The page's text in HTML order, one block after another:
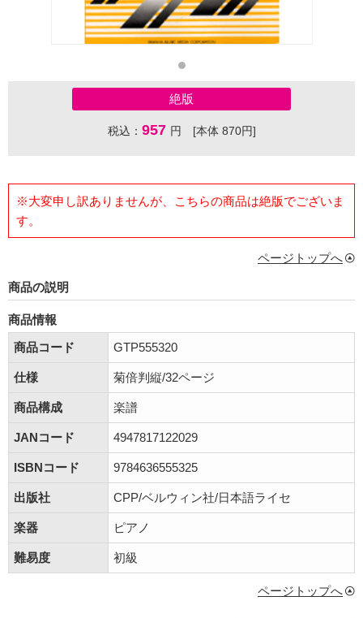
絶版
税込： 957 円 [本体 870円]
※大変申し訳ありませんが、こちらの商品は絶版でございま
す。
ページトップへ
商品の説明
商品情報
商品コード
GTP555320
仕様 菊倍判縦/32ページ
商品構成 楽譜
JANコード 4947817122029
ISBNコード 9784636555325
出版社 CPP/ベルウィン社/日本語ライセ
楽器 ピアノ
難易度 初級
ページトップへ